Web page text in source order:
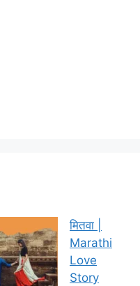
मितवा |
Marathi
Love
Story